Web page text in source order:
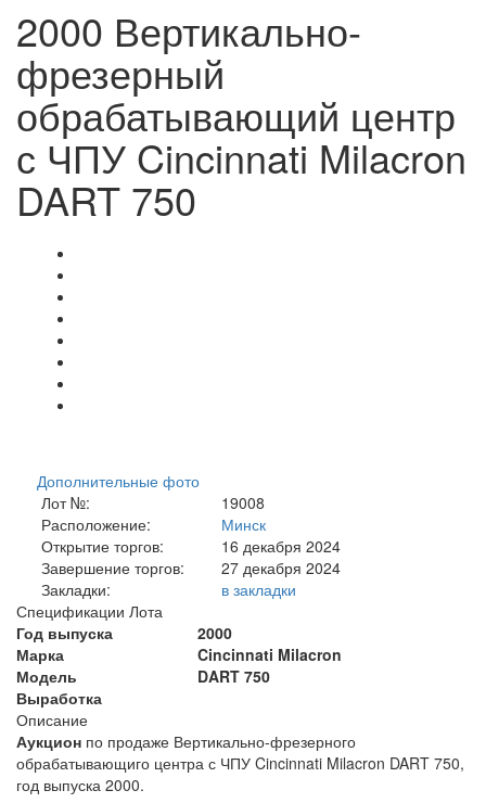
2000 Вертикально-
фрезерный
обрабатывающий центр
с ЧПУ Cincinnati Milacron
DART 750
Дополнительные фото
Лот №:
19008
Расположение:
Минск
Открытие торгов:
16 декабря 2024
Завершение торгов:
27 декабря 2024
Закладки:
в закладки
Спецификации Лота
Год выпуска
2000
Марка
Cincinnati Milacron
Модель
DART 750
Выработка
Описание
Аукцион по продаже Вертикально-фрезерного
обрабатывающиго центра с ЧПУ Cincinnati Milacron DART 750,
год выпуска 2000.